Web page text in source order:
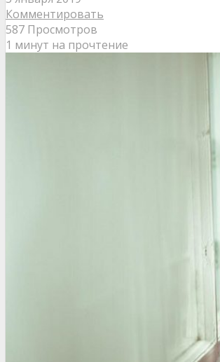
Комментировать
587 Просмотров
1 минут на прочтение